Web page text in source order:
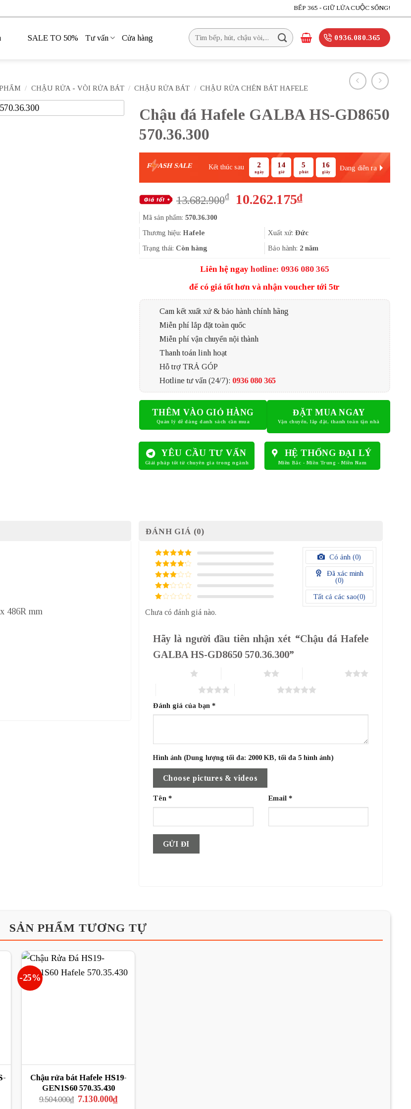
BẾP 365 - GIỮ LỬA CUỘC SỐNG!
SALE TO 50% Tư vấn Cửa hàng
Tìm
kiếm:
0936.080.365
/ CHẬU RỬA - VÒI RỬA BÁT / CHẬU RỬA BÁT / CHẬU RỬA CHÉN BÁT HAFELE
Chậu đá Hafele GALBA HS-GD8650
570.36.300
F ASH SALE Kết thúc sau 2
ngày
14
giờ
5
phút
16
giây
Đang diễn ra
13.682.900₫
Giá
13.682.900₫.
10.262.175₫Giá
là:
10.262.175₫.
Mã sản phẩm: 570.36.300
Thương hiệu:Hafele Xuất xứ:Đức
Trạng thái: Còn hàng Bảo hành: 2 năm
Liên hệ ngay hotline: 0936 080 365
để có giá tốt hơn và nhận voucher tới 5tr
Cam kết xuất xứ & bảo hành chính hãng
Miễn phí lắp đặt toàn quốc
Miễn phí vận chuyển nội thành
Thanh toán linh hoạt
Hỗ trợ TRẢ GÓP
Hotline tư vấn (24/7): 0936 080 365
THÊM VÀO GIỎ HÀNG ĐẶT MUA NGAY
YÊU CẦU TƯ VẤN HỆ THỐNG ĐẠI LÝ
486R mm
ĐÁNH GIÁ (0)
5/ 5 điểm
4/ 5
điểm
3/ 5
điểm
2/
điểm
/
Có ảnh (0)
Đã xác minh
(0)
Tất cả các sao(0)
Chưa có đánh giá nào.
Hãy là người đầu tiên nhận xét “Chậu đá Hafele
GALBA HS-GD8650 570.36.300”
Đánh giá của bạn*
Hình ảnh (Dung lượng tối đa: 2000 KB, tối đa 5 hình ảnh)
Choose pictures & videos
Tên* Email *
SẢN PHẨM TƯƠNG TỰ
-25%
Chậu rửa bát Hafele HS19-
GEN1S60 570.35.430
9.504.000₫ Giá
7.130.000₫Giá
hiện